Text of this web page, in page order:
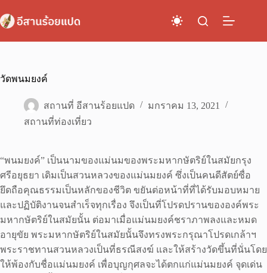
to
content
วัดพนมยงค์
สถานที่ อีสานร้อยแปด
มกราคม 13, 2021
สถานที่ท่องเที่ยว
“พนมยงค์” เป็นนามของแม่นมของพระมหากษัตริย์ในสมัยกรุง
ศรีอยุธยา เดิมเป็นสวนหลวงของแม่นมยงค์ ซึ่งเป็นคนดีสัตย์ซื่อ
ยึดถือคุณธรรมเป็นหลักของชีวิต ขยันต่อหน้าที่ที่ได้รับมอบหมาย
และปฏิบัติงานจนสำเร็จทุกเรื่อง จึงเป็นที่โปรดปรานขององค์พระ
มหากษัตริย์ในสมัยนั้น ต่อมาเมื่อแม่นมยงค์ชราภาพลงและหมด
อายุขัย พระมหากษัตริย์ในสมัยนั้นจึงทรงพระกรุณาโปรดเกล้าฯ
พระราชทานสวนหลวงเป็นที่ธรณีสงฆ์ และให้สร้างวัดขึ้นที่นั่นโดย
ให้พ้องกับชื่อแม่นมยงค์ เพื่อบุญกุศลจะได้ตกแก่แม่นมยงค์ จุดเด่น